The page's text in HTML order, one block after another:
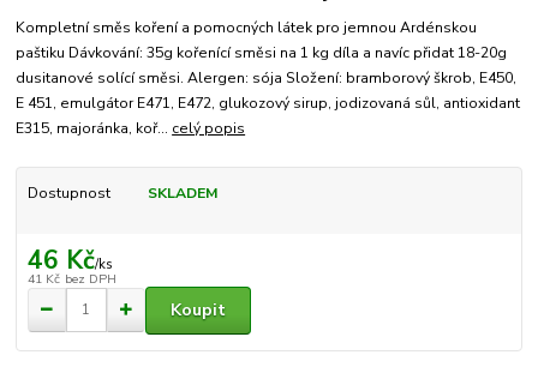
Kompletní směs koření a pomocných látek pro jemnou Ardénskou
paštiku Dávkování: 35g kořenící směsi na 1 kg díla a navíc přidat 18-20g
dusitanové solící směsi. Alergen: sója Složení: bramborový škrob, E450,
E 451, emulgátor E471, E472, glukozový sirup, jodizovaná sůl, antioxidant
E315, majoránka, koř... celý popis
Dostupnost SKLADEM
46 Kč/ks
41 Kč bez DPH
Koupit